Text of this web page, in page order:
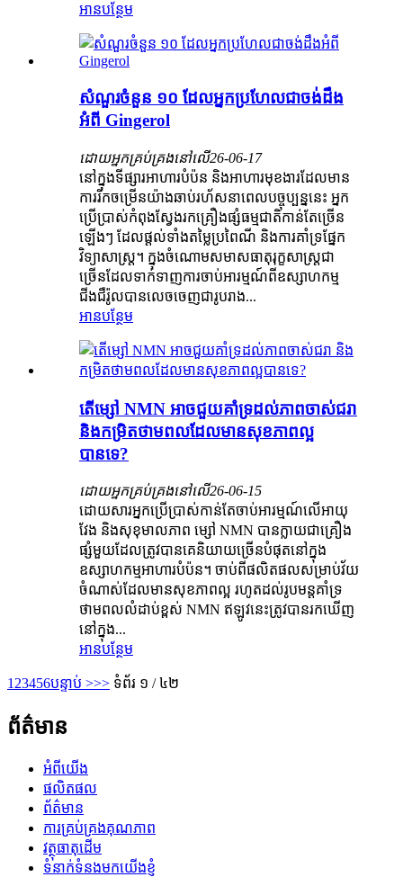
អានបន្ថែម
សំណួរចំនួន ១០ ដែលអ្នកប្រហែលជាចង់ដឹង
អំពី Gingerol
ដោយអ្នកគ្រប់គ្រងនៅលើ26-06-17
នៅក្នុងទីផ្សារអាហារបំប៉ន និងអាហារមុខងារដែលមាន
ការរីកចម្រើនយ៉ាងឆាប់រហ័សនាពេលបច្ចុប្បន្ននេះ អ្នក
ប្រើប្រាស់កំពុងស្វែងរកគ្រឿងផ្សំធម្មជាតិកាន់តែច្រើន
ឡើងៗ ដែលផ្តល់ទាំងតម្លៃប្រពៃណី និងការគាំទ្រផ្នែក
វិទ្យាសាស្ត្រ។ ក្នុងចំណោមសមាសធាតុរុក្ខសាស្ត្រជា
ច្រើនដែលទាក់ទាញការចាប់អារម្មណ៍ពីឧស្សាហកម្ម
ជីងជឺរ៉ូលបានលេចចេញជារូបរាង...
អានបន្ថែម
តើម្សៅ NMN អាចជួយគាំទ្រដល់ភាពចាស់ជរា
និងកម្រិតថាមពលដែលមានសុខភាពល្អ
បានទេ?
ដោយអ្នកគ្រប់គ្រងនៅលើ26-06-15
ដោយសារអ្នកប្រើប្រាស់កាន់តែចាប់អារម្មណ៍លើអាយុ
វែង និងសុខុមាលភាព ម្សៅ NMN បានក្លាយជាគ្រឿង
ផ្សំមួយដែលត្រូវបានគេនិយាយច្រើនបំផុតនៅក្នុង
ឧស្សាហកម្មអាហារបំប៉ន។ ចាប់ពីផលិតផលសម្រាប់វ័យ
ចំណាស់ដែលមានសុខភាពល្អ រហូតដល់រូបមន្តគាំទ្រ
ថាមពលលំដាប់ខ្ពស់ NMN ឥឡូវនេះត្រូវបានរកឃើញ
នៅក្នុង...
អានបន្ថែម
123456បន្ទាប់ >>> ទំព័រ ១ / ៤២
ព័ត៌មាន
អំពីយើង
ផលិតផល
ព័ត៌មាន
ការគ្រប់គ្រងគុណភាព
វត្ថុធាតុដើម
ទំនាក់ទំនងមកយើងខ្ញុំ